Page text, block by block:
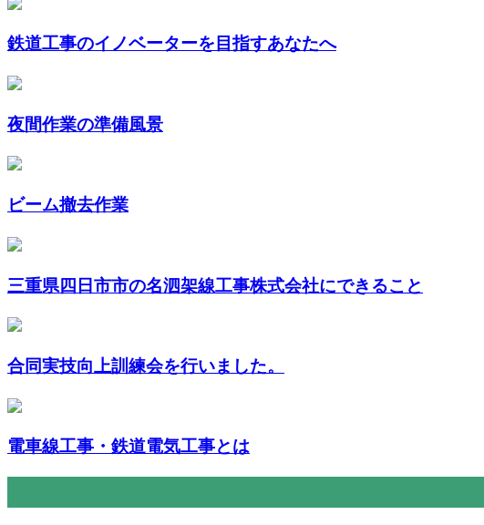
鉄道工事のイノベーターを目指すあなたへ
夜間作業の準備風景
ビーム撤去作業
三重県四日市市の名泗架線工事株式会社にできること
合同実技向上訓練会を行いました。
電車線工事・鉄道電気工事とは